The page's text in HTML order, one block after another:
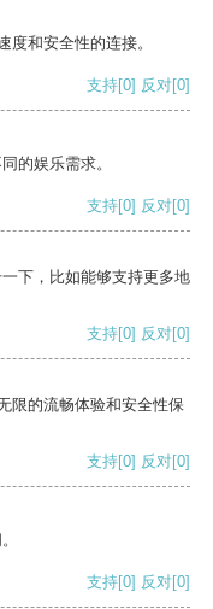
和安全性的连接。
支持[0] 反对[0]
的娱乐需求。
支持[0] 反对[0]
下，比如能够支持更多地
支持[0] 反对[0]
限的流畅体验和安全性保
支持[0] 反对[0]
支持[0] 反对[0]